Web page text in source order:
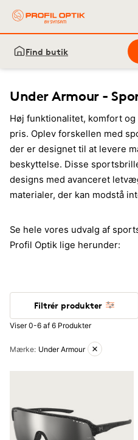
Find butik
Under Armour -
Høj funktionalitet, komfort
pris. Oplev forskellen med
der er designet til at levere
beskyttelse. Disse
designs med avanceret
materialer, der kan modstå
Se hele vores udvalg af
Profil Optik lige herunder:
Filtrér produkter
Viser 0-6 af 6 Produkter
Aktive filtre
Mærke: Under Armour